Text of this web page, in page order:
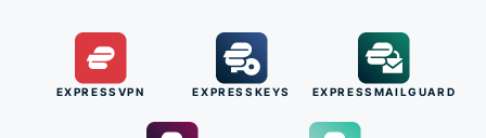
EXPRESSVPN EXPRESSKEYS EXPRESSMAILGUARD